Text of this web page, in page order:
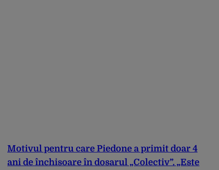
Motivul pentru care Piedone a primit doar 4
ani de închisoare în dosarul „Colectiv”. „Este